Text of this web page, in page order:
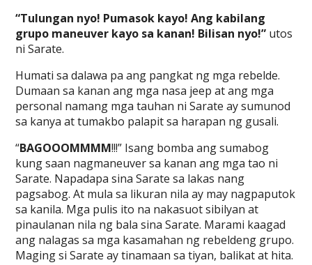
“Tulungan nyo! Pumasok kayo! Ang kabilang
grupo maneuver kayo sa kanan! Bilisan nyo!” utos
ni Sarate.
Humati sa dalawa pa ang pangkat ng mga rebelde.
Dumaan sa kanan ang mga nasa jeep at ang mga
personal namang mga tauhan ni Sarate ay sumunod
sa kanya at tumakbo palapit sa harapan ng gusali.
“BAGOOOMMMM!!!” Isang bomba ang sumabog
kung saan nagmaneuver sa kanan ang mga tao ni
Sarate. Napadapa sina Sarate sa lakas nang
pagsabog. At mula sa likuran nila ay may nagpaputok
sa kanila. Mga pulis ito na nakasuot sibilyan at
pinaulanan nila ng bala sina Sarate. Marami kaagad
ang nalagas sa mga kasamahan ng rebeldeng grupo.
Maging si Sarate ay tinamaan sa tiyan, balikat at hita.